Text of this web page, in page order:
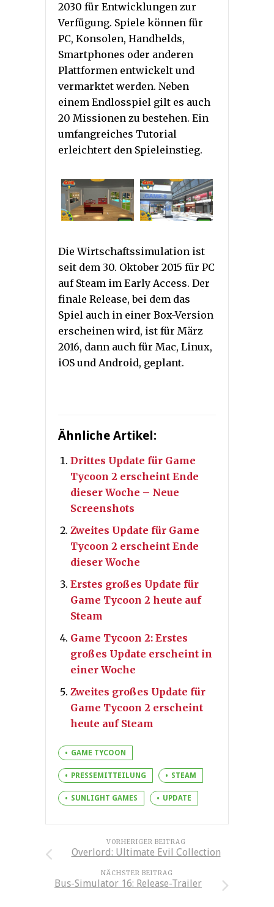
2030 für Entwicklungen zur
Verfügung. Spiele können für
PC, Konsolen, Handhelds,
Smartphones oder anderen
Plattformen entwickelt und
vermarktet werden. Neben
einem Endlosspiel gilt es auch
20 Missionen zu bestehen. Ein
umfangreiches Tutorial
erleichtert den Spieleinstieg.
Die Wirtschaftssimulation ist
seit dem 30. Oktober 2015 für PC
auf Steam im Early Access. Der
finale Release, bei dem das
Spiel auch in einer Box-Version
erscheinen wird, ist für März
2016, dann auch für Mac, Linux,
iOS und Android, geplant.
Ähnliche Artikel:
Drittes Update für Game
Tycoon 2 erscheint Ende
dieser Woche – Neue
Screenshots
Zweites Update für Game
Tycoon 2 erscheint Ende
dieser Woche
Erstes großes Update für
Game Tycoon 2 heute auf
Steam
Game Tycoon 2: Erstes
großes Update erscheint in
einer Woche
Zweites großes Update für
Game Tycoon 2 erscheint
heute auf Steam
GAME TYCOON
PRESSEMITTEILUNG STEAM
SUNLIGHT GAMES UPDATE
VORHERIGER BEITRAG
Overlord: Ultimate Evil Collection
NÄCHSTER BEITRAG
Bus-Simulator 16: Release-Trailer